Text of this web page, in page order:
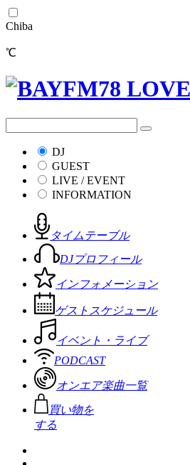
Chiba
℃
DJ
GUEST
LIVE / EVENT
INFORMATION
タイムテーブル
DJプロフィール
インフォメーション
ゲストスケジュール
イベント・ライブ
PODCAST
オンエア楽曲一覧
買い物を
する